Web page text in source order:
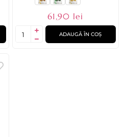
61,90 lei
ADAUGĂ ÎN COȘ